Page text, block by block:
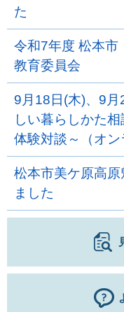
た
令和7年度 松本市
教育委員会
9月18日(木)、9
しい暮らしかた
体験対談～（オン
松本市美ケ原高
ました